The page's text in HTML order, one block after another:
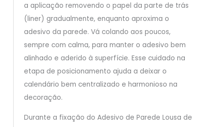
a aplicação removendo o papel da parte de trás
(liner) gradualmente, enquanto aproxima o
adesivo da parede. Vá colando aos poucos,
sempre com calma, para manter o adesivo bem
alinhado e aderido à superfície. Esse cuidado na
etapa de posicionamento ajuda a deixar o
calendário bem centralizado e harmonioso na
decoração.
Durante a fixação do Adesivo de Parede Lousa de